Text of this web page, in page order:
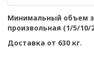
Минимальный объем
произвольная (1/5/10/
Доставка от 630 кг.